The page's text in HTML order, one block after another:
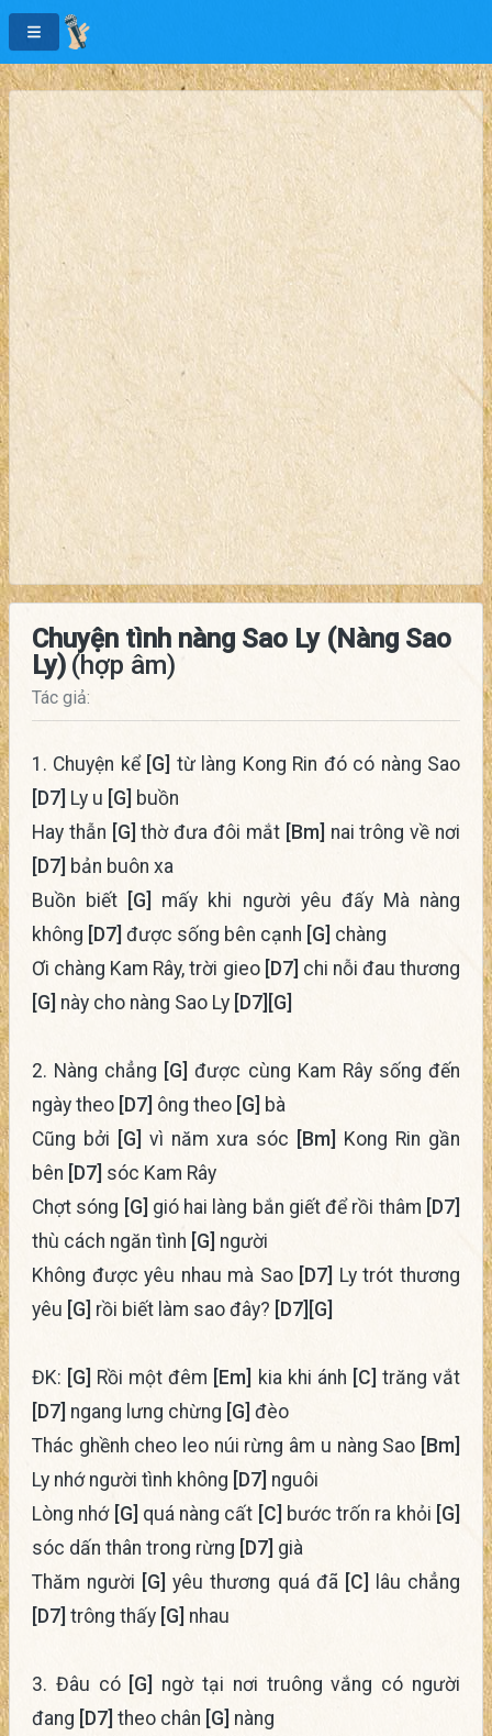
Chuyện tình nàng Sao Ly (Nàng Sao
Ly) (hợp âm)
Tác giả:
1. Chuyện kể [G] từ làng Kong Rin đó có nàng Sao
[D7] Ly u [G] buồn
Hay thẫn [G] thờ đưa đôi mắt [Bm] nai trông về nơi
[D7] bản buôn xa
Buồn biết
[G]
mấy khi người yêu đấy Mà nàng
không
[D7] được sống bên cạnh [G] chàng
Ơi chàng Kam Rây, trời gieo [D7] chi nỗi đau thương
[G] này cho nàng Sao Ly [D7] [G]
2. Nàng chẳng [G] được cùng Kam Rây sống đến
ngày theo [D7] ông theo [G] bà
Cũng bởi
[G] vì năm xưa sóc [Bm]
Kong Rin gần
bên
[D7] sóc Kam Rây
Chợt sóng [G] gió hai làng bắn giết để rồi thâm
[D7]
thù cách ngăn tình [G] người
Không được yêu nhau mà Sao
[D7]
Ly trót thương
yêu [G] rồi biết làm sao đây? [D7] [G]
ĐK: [G] Rồi một đêm [Em] kia khi ánh [C] trăng vắt
[D7] ngang lưng chừng [G] đèo
Thác ghềnh cheo leo núi rừng âm u nàng Sao
[Bm]
Ly nhớ người tình không
[D7] nguôi
Lòng nhớ [G] quá nàng cất [C] bước trốn ra khỏi [G]
sóc dấn thân trong rừng
[D7] già
Thăm người
[G] yêu thương quá đã [C]
lâu chẳng
[D7] trông thấy [G] nhau
3. Đâu có [G]
ngờ tại nơi truông vắng có người
đang
[D7] theo chân [G] nàng